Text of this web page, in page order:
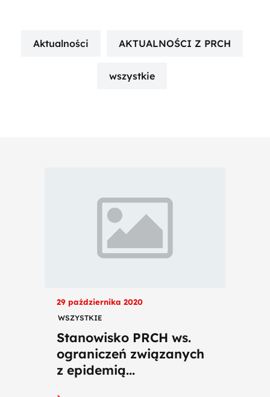
Aktualności AKTUALNOŚCI Z PRCH
wszystkie
29 października 2020
WSZYSTKIE
Stanowisko PRCH ws.
ograniczeń związanych
z epidemią...